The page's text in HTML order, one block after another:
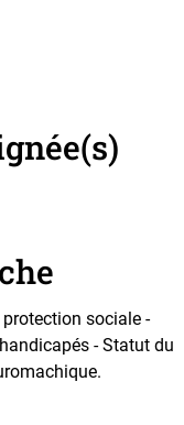
sociale -
- Statut du